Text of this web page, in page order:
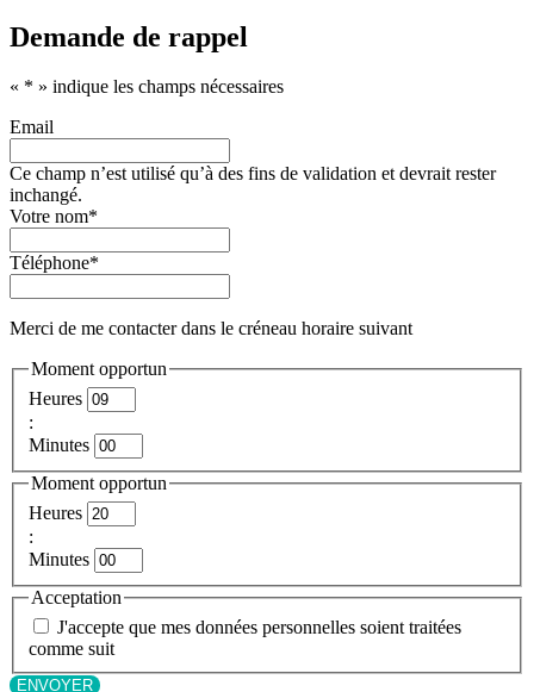
Demande de rappel
« * » indique les champs nécessaires
Email
Ce champ n’est utilisé qu’à des fins de validation et devrait rester
inchangé.
Votre nom*
Téléphone*
Merci de me contacter dans le créneau horaire suivant
Moment opportun
Heures
:
Minutes
Moment opportun
Heures
:
Minutes
Acceptation
J'accepte que mes données personnelles soient traitées
comme suit